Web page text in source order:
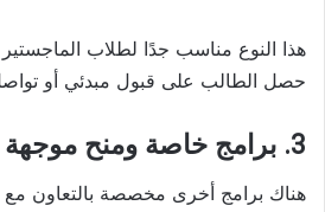
هذا النوع مناسب جدًا لطلاب الماجستير
حصل الطالب على قبول مبدئي أو
3. برامج خاصة ومنح موجهة
هناك برامج أخرى مخصصة بالتعاون